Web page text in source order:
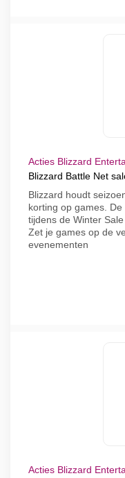
Acties Blizzard
Blizzard Battle Net
Blizzard houdt
korting op games.
tijdens de Winter
Zet je games op de
evenementen
Acties Blizzard